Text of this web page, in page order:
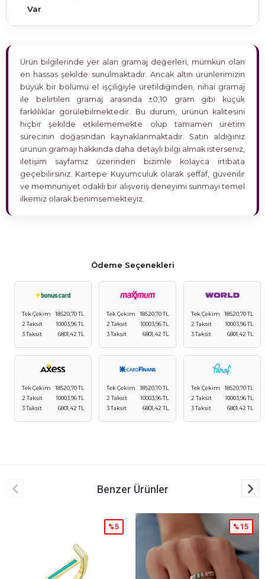
Var
Ürün bilgilerinde yer alan gramaj değerleri, mümkün olan
en hassas şekilde sunulmaktadır. Ancak altın ürünlerimizin
büyük bir bölümü el işçiliğiyle üretildiğinden, nihai gramaj
ile belirtilen gramaj arasında ±0,10 gram gibi küçük
farklılıklar görülebilmektedir. Bu durum, ürünün kalitesini
hiçbir şekilde etkilememekte olup tamamen üretim
sürecinin doğasından kaynaklanmaktadır. Satın aldığınız
ürünün gramajı hakkında daha detaylı bilgi almak isterseniz,
iletişim sayfamız üzerinden bizimle kolayca irtibata
geçebilirsiniz. Kartepe Kuyumculuk olarak şeffaf, güvenilir
ve memnuniyet odaklı bir alışveriş deneyimi sunmayı temel
ilkemiz olarak benimsemekteyiz.
Ödeme Seçenekleri
Tek Çekim
18520,70 TL
2 Taksit
10003,96 TL
3 Taksit
6801,42 TL
Tek Çekim
18520,70 TL
2 Taksit
10003,96 TL
3 Taksit
6801,42 TL
Tek Çekim
18520,70 TL
2 Taksit
10003,96 TL
3 Taksit
6801,42 TL
Tek Çekim
18520,70 TL
2 Taksit
10003,96 TL
3 Taksit
6801,42 TL
Tek Çekim
18520,70 TL
2 Taksit
10003,96 TL
3 Taksit
6801,42 TL
Tek Çekim
18520,70 TL
2 Taksit
10003,96 TL
3 Taksit
6801,42 TL
Benzer Ürünler
%5 %15